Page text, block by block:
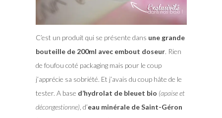
C’est un produit qui se présente dans une grande
bouteille de 200ml avec embout doseur. Rien
de foufou coté packaging mais pour le coup
j’apprécie sa sobriété. Et j’avais du coup hâte de le
tester. A base d’hydrolat de bleuet bio (apaise et
décongestionne) , d’eau minérale de Saint-Géron